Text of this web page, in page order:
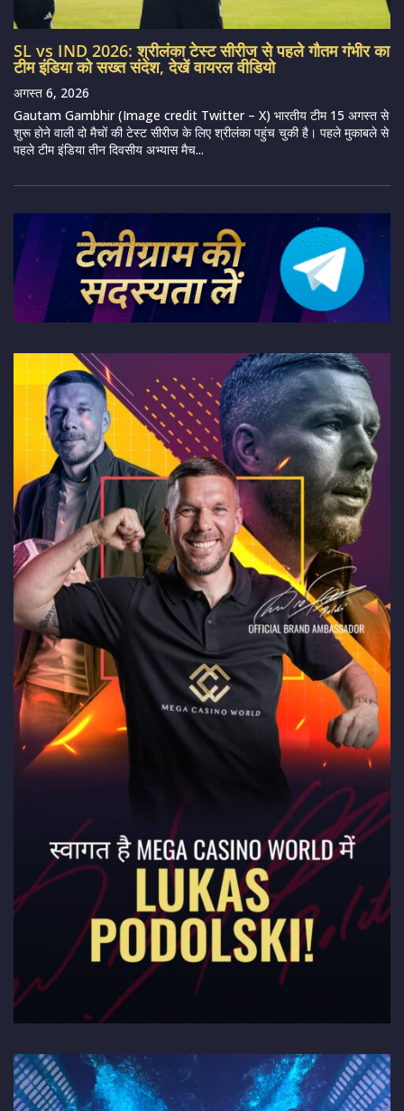
SL vs IND 2026: श्रीलंका टेस्ट सीरीज से पहले गौतम गंभीर का
टीम इंडिया को सख्त संदेश, देखें वायरल वीडियो
अगस्त 6, 2026
Gautam Gambhir (Image credit Twitter – X) भारतीय टीम 15 अगस्त से
शुरू होने वाली दो मैचों की टेस्ट सीरीज के लिए श्रीलंका पहुंच चुकी है। पहले मुकाबले से
पहले टीम इंडिया तीन दिवसीय अभ्यास मैच...